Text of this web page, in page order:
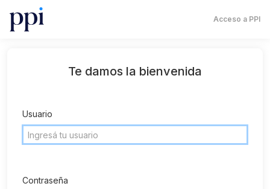
Acceso a PPI
Te damos la bienvenida
Usuario
Contraseña